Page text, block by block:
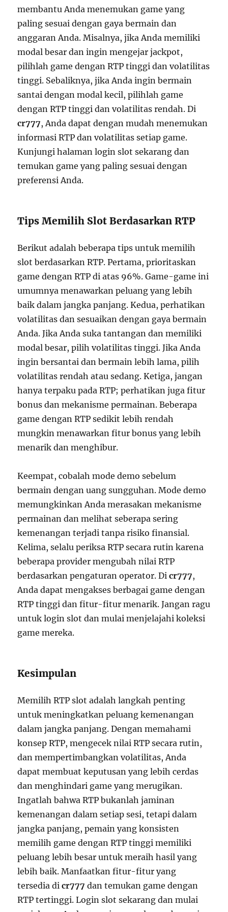
membantu Anda menemukan game yang
paling sesuai dengan gaya bermain dan
anggaran Anda. Misalnya, jika Anda memiliki
modal besar dan ingin mengejar jackpot,
pilihlah game dengan RTP tinggi dan volatilitas
tinggi. Sebaliknya, jika Anda ingin bermain
santai dengan modal kecil, pilihlah game
dengan RTP tinggi dan volatilitas rendah. Di
cr777, Anda dapat dengan mudah menemukan
informasi RTP dan volatilitas setiap game.
Kunjungi halaman login slot sekarang dan
temukan game yang paling sesuai dengan
preferensi Anda.
Tips Memilih Slot Berdasarkan RTP
Berikut adalah beberapa tips untuk memilih
slot berdasarkan RTP. Pertama, prioritaskan
game dengan RTP di atas 96%. Game-game ini
umumnya menawarkan peluang yang lebih
baik dalam jangka panjang. Kedua, perhatikan
volatilitas dan sesuaikan dengan gaya bermain
Anda. Jika Anda suka tantangan dan memiliki
modal besar, pilih volatilitas tinggi. Jika Anda
ingin bersantai dan bermain lebih lama, pilih
volatilitas rendah atau sedang. Ketiga, jangan
hanya terpaku pada RTP; perhatikan juga fitur
bonus dan mekanisme permainan. Beberapa
game dengan RTP sedikit lebih rendah
mungkin menawarkan fitur bonus yang lebih
menarik dan menghibur.
Keempat, cobalah mode demo sebelum
bermain dengan uang sungguhan. Mode demo
memungkinkan Anda merasakan mekanisme
permainan dan melihat seberapa sering
kemenangan terjadi tanpa risiko finansial.
Kelima, selalu periksa RTP secara rutin karena
beberapa provider mengubah nilai RTP
berdasarkan pengaturan operator. Dicr777,
Anda dapat mengakses berbagai game dengan
RTP tinggi dan fitur-fitur menarik. Jangan ragu
untuk login slot dan mulai menjelajahi koleksi
game mereka.
Kesimpulan
Memilih RTP slot adalah langkah penting
untuk meningkatkan peluang kemenangan
dalam jangka panjang. Dengan memahami
konsep RTP, mengecek nilai RTP secara rutin,
dan mempertimbangkan volatilitas, Anda
dapat membuat keputusan yang lebih cerdas
dan menghindari game yang merugikan.
Ingatlah bahwa RTP bukanlah jaminan
kemenangan dalam setiap sesi, tetapi dalam
jangka panjang, pemain yang konsisten
memilih game dengan RTP tinggi memiliki
peluang lebih besar untuk meraih hasil yang
lebih baik. Manfaatkan fitur-fitur yang
tersedia dicr777 dan temukan game dengan
RTP tertinggi. Login slot sekarang dan mulai